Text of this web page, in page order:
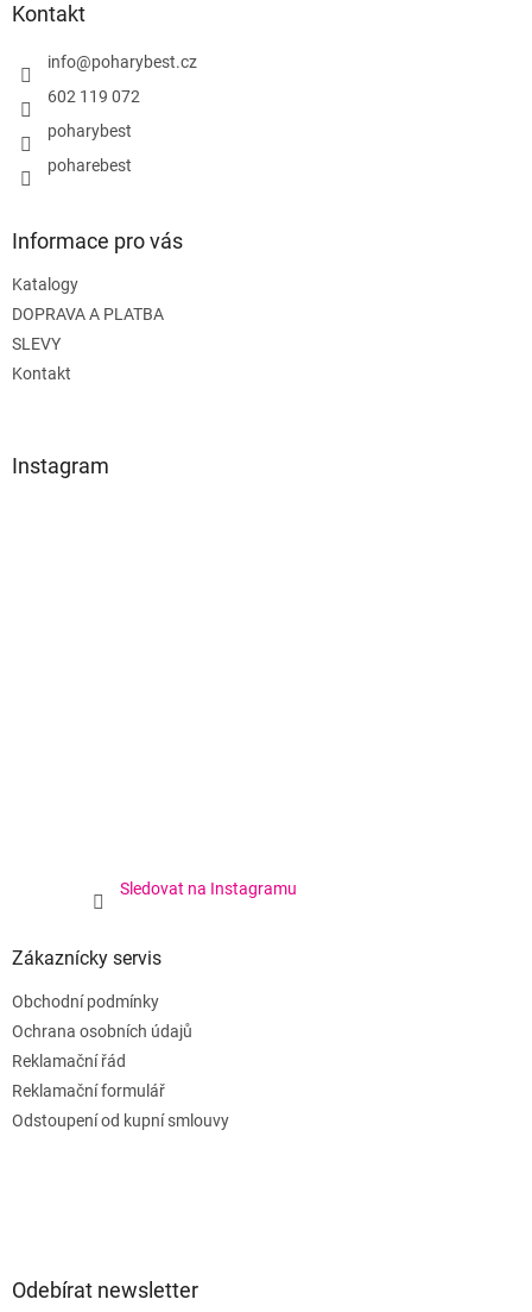
Kontakt
info@poharybest.cz
602 119 072
poharybest
poharebest
Informace pro vás
Katalogy
DOPRAVA A PLATBA
SLEVY
Kontakt
Instagram
Sledovat na Instagramu
Zákaznícky servis
Obchodní podmínky
Ochrana osobních údajů
Reklamační řád
Reklamační formulář
Odstoupení od kupní smlouvy
Odebírat newsletter